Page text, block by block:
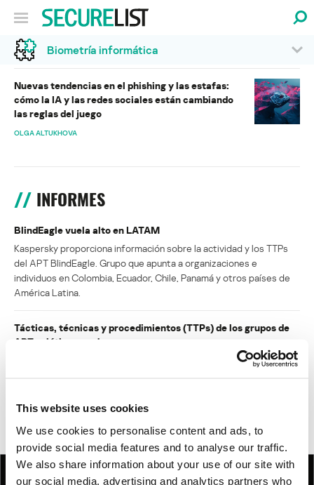
This website uses cookies
We use cookies to personalise content and ads, to
provide social media features and to analyse our traffic.
We also share information about your use of our site with
our social media, advertising and analytics partners who
Biometría informática
Nuevas tendencias en el phishing y las estafas:
cómo la IA y las redes sociales están cambiando
las reglas del juego
OLGA ALTUKHOVA
INFORMES
BlindEagle vuela alto en LATAM
Kaspersky proporciona información sobre la actividad y los TTPs
del APT BlindEagle. Grupo que apunta a organizaciones e
individuos en Colombia, Ecuador, Chile, Panamá y otros países de
América Latina.
Tácticas, técnicas y procedimientos (TTPs) de los grupos de
APT asiáticos modernos
RevengeHotels: cibercrimen dirigido a recepciones de hotel
en todo el mundo